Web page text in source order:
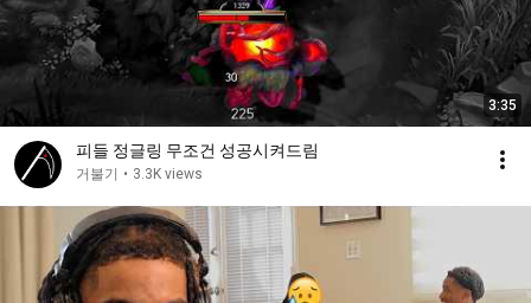
3:35
피들 정글링 무조건 성공시켜드림
거불기 • 3.3K views